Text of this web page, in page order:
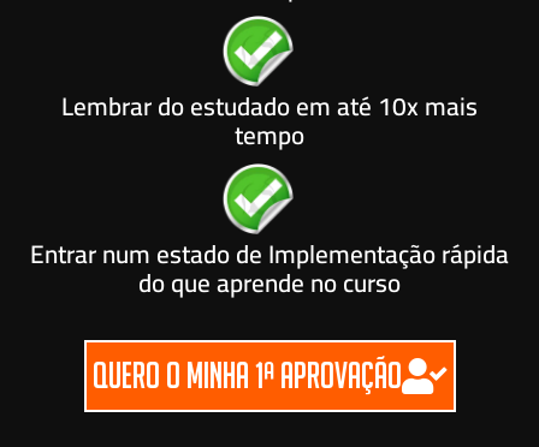
Lembrar do estudado em até 10x mais
tempo
Entrar num estado de Implementação rápida
do que aprende no curso
QUERO O MINHA 1ª APROVAÇÃO